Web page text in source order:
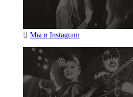
Мы в Instagram